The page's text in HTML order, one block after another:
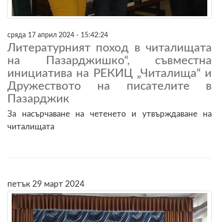
сряда 17 април 2024 - 15:42:24
Литературният поход в читалищата
на Пазарджишко“, съвместна
инициатива на РЕКИЦ „Читалища“ и
Дружеството на писателите в
Пазарджик
За насърчаване на четенето и утвърждаване на
читалищата
петък 29 март 2024